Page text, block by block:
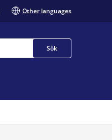
Other languages
Sök